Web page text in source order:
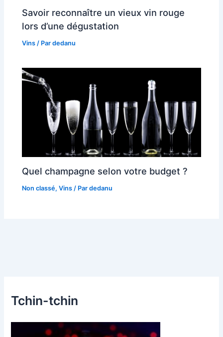
Savoir reconnaître un vieux vin rouge
lors d’une dégustation
Vins / Pardedanu
Quel champagne selon votre budget ?
Non classé,Vins / Pardedanu
Tchin-tchin